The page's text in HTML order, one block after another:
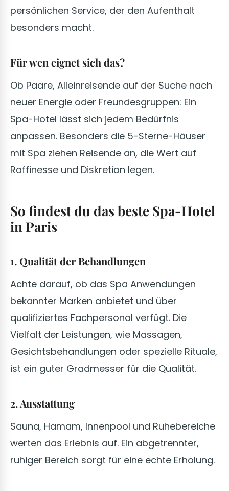
persönlichen Service, der den Aufenthalt
besonders macht.
Für wen eignet sich das?
Ob Paare, Alleinreisende auf der Suche nach
neuer Energie oder Freundesgruppen: Ein
Spa-Hotel lässt sich jedem Bedürfnis
anpassen. Besonders die 5-Sterne-Häuser
mit Spa ziehen Reisende an, die Wert auf
Raffinesse und Diskretion legen.
So findest du das beste Spa-Hotel
in Paris
1. Qualität der Behandlungen
Achte darauf, ob das Spa Anwendungen
bekannter Marken anbietet und über
qualifiziertes Fachpersonal verfügt. Die
Vielfalt der Leistungen, wie Massagen,
Gesichtsbehandlungen oder spezielle Rituale,
ist ein guter Gradmesser für die Qualität.
2. Ausstattung
Sauna, Hamam, Innenpool und Ruhebereiche
werten das Erlebnis auf. Ein abgetrennter,
ruhiger Bereich sorgt für eine echte Erholung.